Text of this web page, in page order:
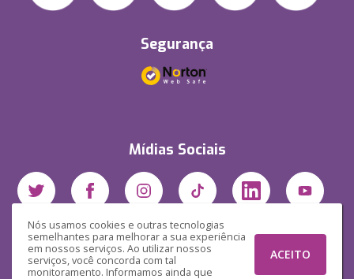
Nós usamos cookies e outras tecnologias
semelhantes para melhorar a sua experiência
em nossos serviços. Ao utilizar nossos
serviços, você concorda com tal
monitoramento. Informamos ainda que
ACEITO
Segurança
Mídias Sociais